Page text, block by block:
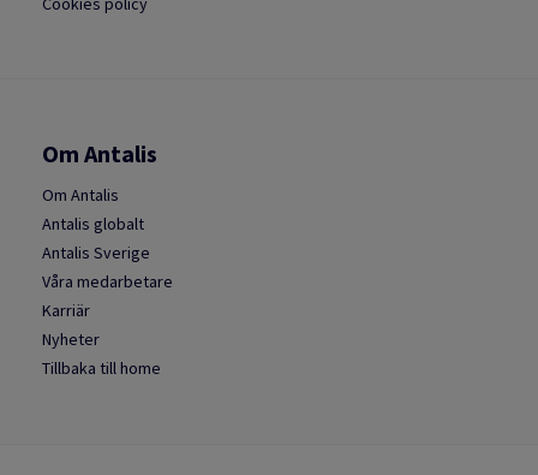
Om Antalis
Om Antalis
Antalis globalt
Antalis Sverige
Våra medarbetare
Karriär
Nyheter
Tillbaka till home